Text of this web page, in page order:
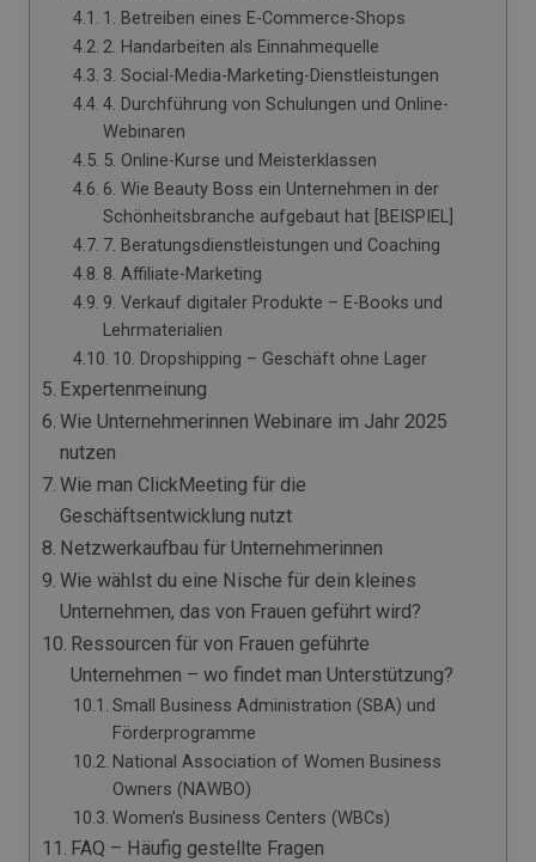
1. Betreiben eines E-Commerce-Shops
2. Handarbeiten als Einnahmequelle
3. Social-Media-Marketing-Dienstleistungen
4. Durchführung von Schulungen und Online-
Webinaren
5. Online-Kurse und Meisterklassen
6. Wie Beauty Boss ein Unternehmen in der
Schönheitsbranche aufgebaut hat [BEISPIEL]
7. Beratungsdienstleistungen und Coaching
8. Affiliate-Marketing
9. Verkauf digitaler Produkte – E-Books und
Lehrmaterialien
10. Dropshipping – Geschäft ohne Lager
Expertenmeinung
Wie Unternehmerinnen Webinare im Jahr 2025
nutzen
Wie man ClickMeeting für die
Geschäftsentwicklung nutzt
Netzwerkaufbau für Unternehmerinnen
Wie wählst du eine Nische für dein kleines
Unternehmen, das von Frauen geführt wird?
Ressourcen für von Frauen geführte
Unternehmen – wo findet man Unterstützung?
Small Business Administration (SBA) und
Förderprogramme
National Association of Women Business
Owners (NAWBO)
Women’s Business Centers (WBCs)
FAQ – Häufig gestellte Fragen